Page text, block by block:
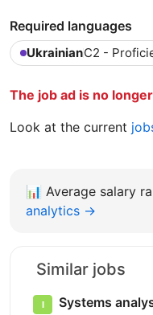
Required languages
UkrainianC2 -
The job ad is no
Look at the current
📊 Average salary
analytics →
Similar jobs
Systems